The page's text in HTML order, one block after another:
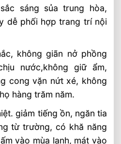
sáng sủa trung hòa,
dễ phối hợp trang trí nội
không giãn nở phồng
nước,không giữ ẩm,
cong vặn nứt xé, không
hàng trăm năm.
giảm tiếng ồn, ngăn tia
từ trường, có khă năng
vào mùa lạnh, mát vào